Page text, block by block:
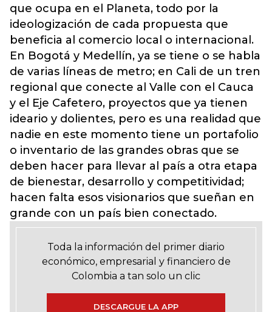
que ocupa en el Planeta, todo por la
ideologización de cada propuesta que
beneficia al comercio local o internacional.
En Bogotá y Medellín, ya se tiene o se habla
de varias líneas de metro; en Cali de un tren
regional que conecte al Valle con el Cauca
y el Eje Cafetero, proyectos que ya tienen
ideario y dolientes, pero es una realidad que
nadie en este momento tiene un portafolio
o inventario de las grandes obras que se
deben hacer para llevar al país a otra etapa
de bienestar, desarrollo y competitividad;
hacen falta esos visionarios que sueñan en
grande con un país bien conectado.
Toda la información del primer diario
económico, empresarial y financiero de
Colombia a tan solo un clic
DESCARGUE LA APP